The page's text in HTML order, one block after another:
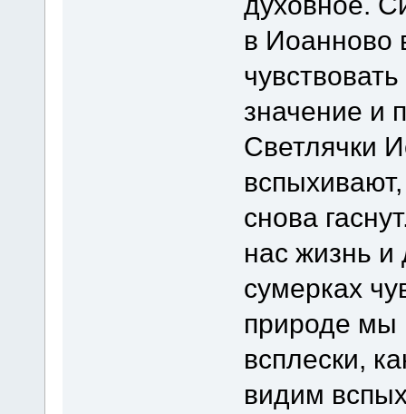
в Иоанново
значение и
Светлячки
снова
нас жизнь и
сумерках
природе мы
всплески,
видим